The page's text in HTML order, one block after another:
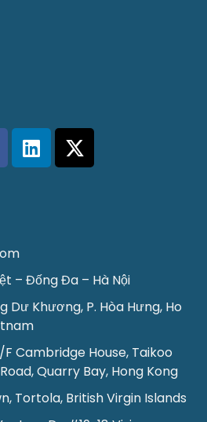
– Đống Đa – Hà Nội
Dư Khương, P. Hòa Hưng, Ho
F Cambridge House, Taikoo
Quarry Bay, Hong Kong
Tortola, British Virgin Islands